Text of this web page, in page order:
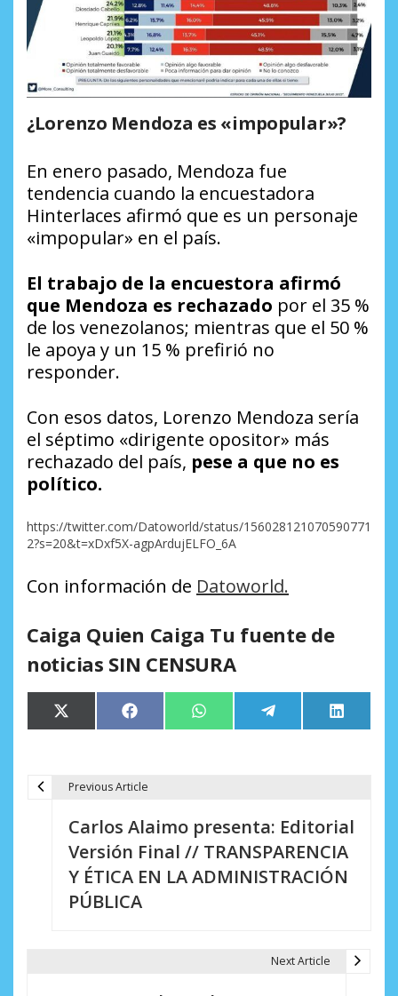
¿Lorenzo Mendoza es «impopular»?
En enero pasado, Mendoza fue
tendencia cuando la encuestadora
Hinterlaces afirmó que es un personaje
«impopular» en el país.
El trabajo de la encuestora afirmó
que Mendoza es rechazado por el 35 %
de los venezolanos; mientras que el 50 %
le apoya y un 15 % prefirió no
responder.
Con esos datos, Lorenzo Mendoza sería
el séptimo «dirigente opositor» más
rechazado del país, pese a que no es
político.
https://twitter.com/Datoworld/status/156028121070590771
2?s=20&t=xDxf5X-agpArdujELFO_6A
Con información de Datoworld.
Caiga Quien Caiga Tu fuente de
noticias SIN CENSURA
Compartir
en
X
(Twitter)
Compartir
en
Facebook Compartir
en
WhatsApp Compartir
en
Telegram
en
LinkedIn
Previous Article
Carlos Alaimo presenta: Editorial
Versión Final // TRANSPARENCIA
Y ÉTICA EN LA ADMINISTRACIÓN
PÚBLICA
Next Article